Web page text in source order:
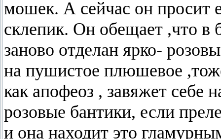
мошек. А сейчас он просит
склепик. Он обещает ,что в
заново отделан ярко-
на пушистое плюшевое
как апофеоз , завяжет
розовые бантики, если
и она находит это